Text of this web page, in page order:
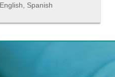
English, Spanish